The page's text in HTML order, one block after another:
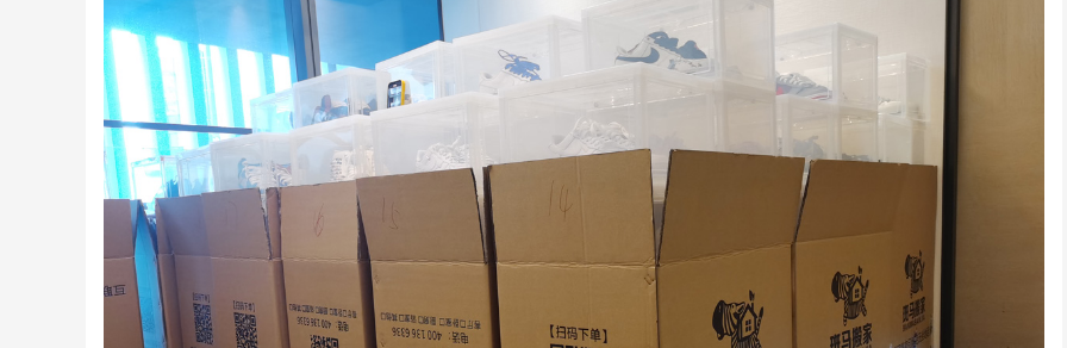
深圳居民搬家
前联系的搬家，客服很快就
联系我并详细说明...
师傅很积极，全程都没让我
们帮忙，我们次搬...
龙华某小学搬迁
位于深圳龙华的某小学由于
发展需要搬迁，经...
前联系的搬家，客服很快就
联系我并详细说明...
们帮忙，我们次搬...